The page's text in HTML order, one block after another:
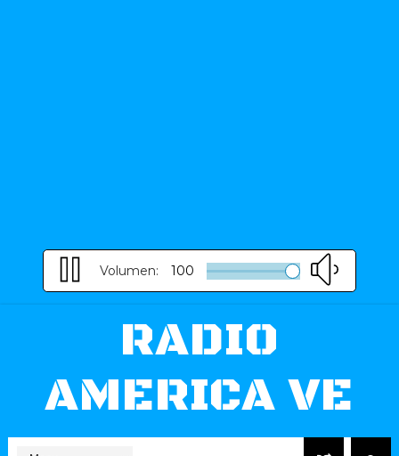
Volumen: 100
RADIO
AMERICA VE